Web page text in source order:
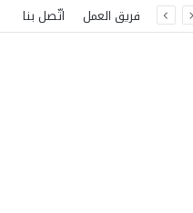
فريق العمل اتّصل بنا